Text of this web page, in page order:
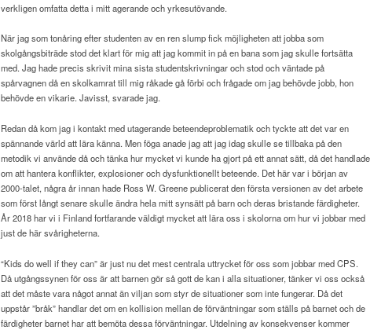
tar
tid
verkligen omfatta detta i mitt agerande och yrkesutövande.
När jag som tonåring efter studenten av en ren slump fick möjligheten att jobba som
skolgångsbiträde stod det klart för mig att jag kommit in på en bana som jag skulle fortsätta
med. Jag hade precis skrivit mina sista studentskrivningar och stod och väntade på
spårvagnen då en skolkamrat till mig råkade gå förbi och frågade om jag behövde jobb, hon
behövde en vikarie. Javisst, svarade jag.
Redan då kom jag i kontakt med utagerande beteendeproblematik och tyckte att det var en
spännande värld att lära känna. Men föga anade jag att jag idag skulle se tillbaka på den
metodik vi använde då och tänka hur mycket vi kunde ha gjort på ett annat sätt, då det handlade
om att hantera konflikter, explosioner och dysfunktionellt beteende. Det här var i början av
2000-talet, några år innan hade Ross W. Greene publicerat den första versionen av det arbete
som först långt senare skulle ändra hela mitt synsätt på barn och deras bristande färdigheter.
År 2018 har vi i Finland fortfarande väldigt mycket att lära oss i skolorna om hur vi jobbar med
just de här svårigheterna.
“Kids do well if they can” är just nu det mest centrala uttrycket för oss som jobbar med CPS.
Då utgångssynen för oss är att barnen gör så gott de kan i alla situationer, tänker vi oss också
att det måste vara något annat än viljan som styr de situationer som inte fungerar. Då det
uppstår ”bråk” handlar det om en kollision mellan de förväntningar som ställs på barnet och de
färdigheter barnet har att bemöta dessa förväntningar. Utdelning av konsekvenser kommer